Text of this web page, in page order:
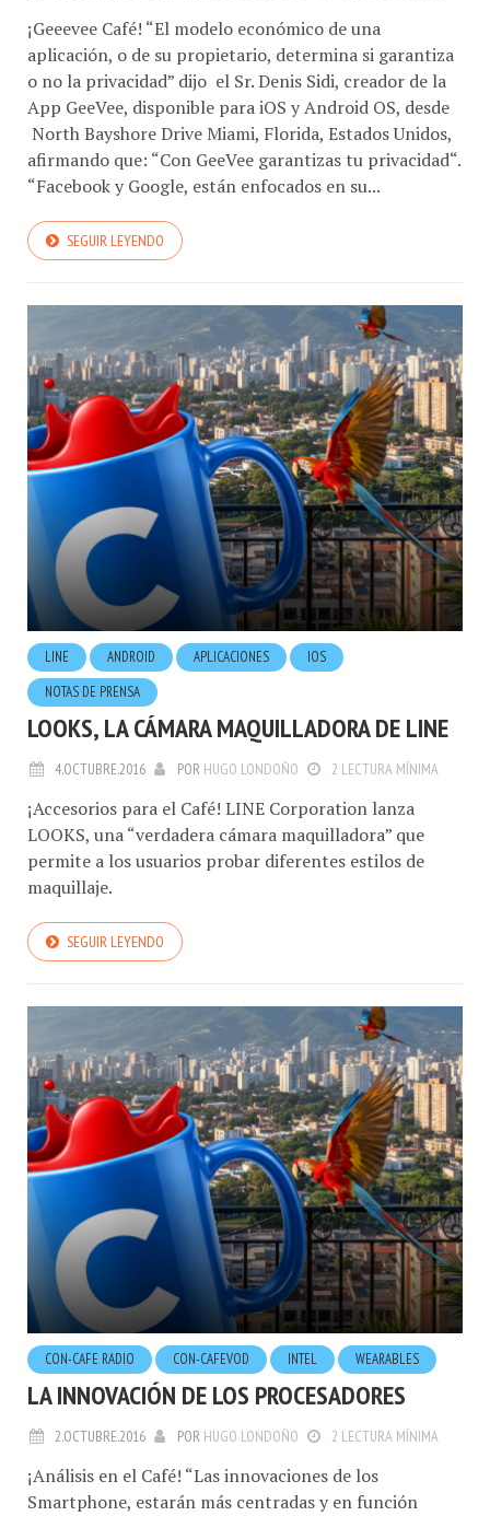
¡Geeevee Café! “El modelo económico de una
aplicación, o de su propietario, determina si garantiza
o no la privacidad” dijo el Sr. Denis Sidi, creador de la
App GeeVee, disponible para iOS y Android OS, desde
North Bayshore Drive Miami, Florida, Estados Unidos,
afirmando que: “Con GeeVee garantizas tu privacidad“.
“Facebook y Google, están enfocados en su...
SEGUIR LEYENDO
LINE ANDROID APLICACIONES
IOS
NOTAS DE PRENSA
LOOKS, LA CÁMARA MAQUILLADORA DE LINE
4.OCTUBRE.2016 POR HUGO LONDOÑO 2 LECTURA MÍNIMA
¡Accesorios para el Café! LINE Corporation lanza
LOOKS, una “verdadera cámara maquilladora” que
permite a los usuarios probar diferentes estilos de
maquillaje.
SEGUIR LEYENDO
CON-CAFE RADIO CON-CAFEVOD INTEL WEARABLES
LA INNOVACIÓN DE LOS PROCESADORES
2.OCTUBRE.2016 POR HUGO LONDOÑO 2 LECTURA MÍNIMA
¡Análisis en el Café! “Las innovaciones de los
Smartphone, estarán más centradas y en función